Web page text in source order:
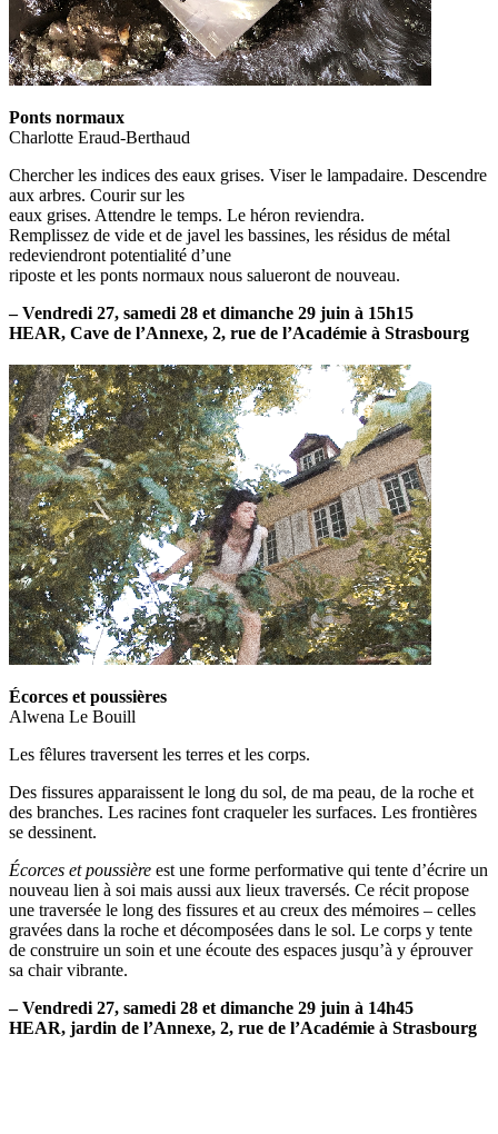
Ponts normaux
Charlotte Eraud-Berthaud
Chercher les indices des eaux grises. Viser le lampadaire. Descendre
aux arbres. Courir sur les
eaux grises. Attendre le temps. Le héron reviendra.
Remplissez de vide et de javel les bassines, les résidus de métal
redeviendront potentialité d’une
riposte et les ponts normaux nous salueront de nouveau.
– Vendredi 27, samedi 28 et dimanche 29 juin à 15h15
HEAR, Cave de l’Annexe, 2, rue de l’Académie à Strasbourg
Écorces et poussières
Alwena Le Bouill
Les fêlures traversent les terres et les corps.
Des fissures apparaissent le long du sol, de ma peau, de la roche et
des branches. Les racines font craqueler les surfaces. Les frontières
se dessinent.
Écorces et poussière est une forme performative qui tente d’écrire un
nouveau lien à soi mais aussi aux lieux traversés. Ce récit propose
une traversée le long des fissures et au creux des mémoires – celles
gravées dans la roche et décomposées dans le sol. Le corps y tente
de construire un soin et une écoute des espaces jusqu’à y éprouver
sa chair vibrante.
– Vendredi 27, samedi 28 et dimanche 29 juin à 14h45
HEAR, jardin de l’Annexe, 2, rue de l’Académie à Strasbourg